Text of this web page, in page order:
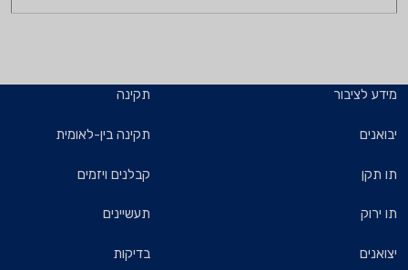
מידע לציבור
יבואנים
תו תקן
תו ירוק
יצואנים
תקינה
תקינה בין-לאומית
קבלנים ויזמים
תעשיינים
בדיקות